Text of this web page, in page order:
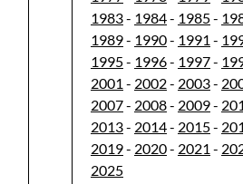
1983- 1984- 1985-
1989- 1990- 1991 -
1995- 1996- 1997-
2001 - 2002- 2003-
2007- 2008- 2009-
2013- 2014- 2015-
2019- 2020- 2021 -
2025